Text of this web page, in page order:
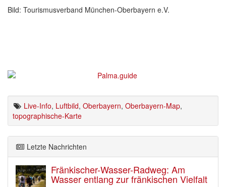
Bild: Tourismusverband München-Oberbayern e.V.
Live-Info, Luftbild, Oberbayern, Oberbayern-Map,
topographische-Karte
Letzte Nachrichten
Fränkischer-Wasser-Radweg: Am
Wasser entlang zur fränkischen Vielfalt